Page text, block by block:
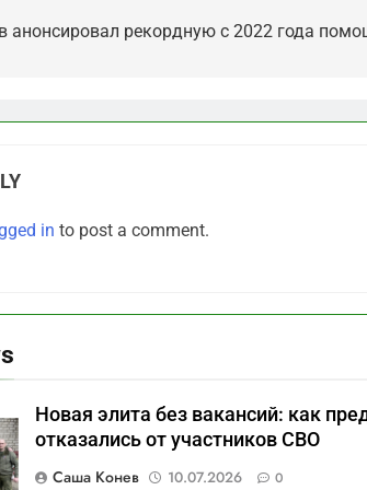
анонсировал рекордную с 2022 года
in to post a comment.
Новая элита без вакансий: как
отказались от участников СВО
Саша Конев
10.07.2026 0
Что происходит в
«для защиты Отечества»
«500-тонный беспилотник»
Что скрывает российский
ВМФ
САНКТ-ПЕТЕРБУРГ И ОБЛАСТЬ